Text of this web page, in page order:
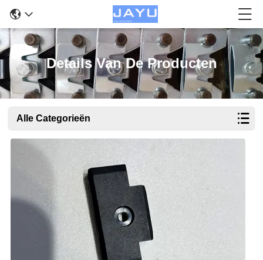
Details Van De Producten
Alle Categorieën